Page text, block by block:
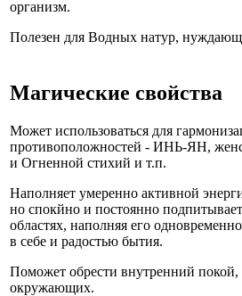
организм.
Полезен для Водных натур,
Магические свойства
Может использоваться для
противоположностей - ИНЬ-ЯН,
и Огненной стихий и т.п.
Наполняет умеренно активной
но спокйно и постоянно
областях, наполняя его
в себе и радостью бытия.
Поможет обрести внутренний
окружающих.